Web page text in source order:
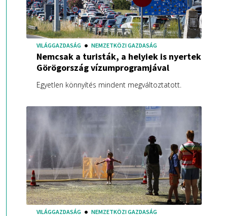
VILÁGGAZDASÁG NEMZETKÖZI GAZDASÁG
Nemcsak a turisták, a helyiek is nyertek
Görögország vízumprogramjával
Egyetlen könnyítés mindent megváltoztatott.
VILÁGGAZDASÁG NEMZETKÖZI GAZDASÁG